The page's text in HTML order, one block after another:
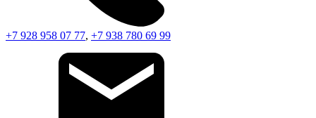
+7 928 958 07 77, +7 938 780 69 99